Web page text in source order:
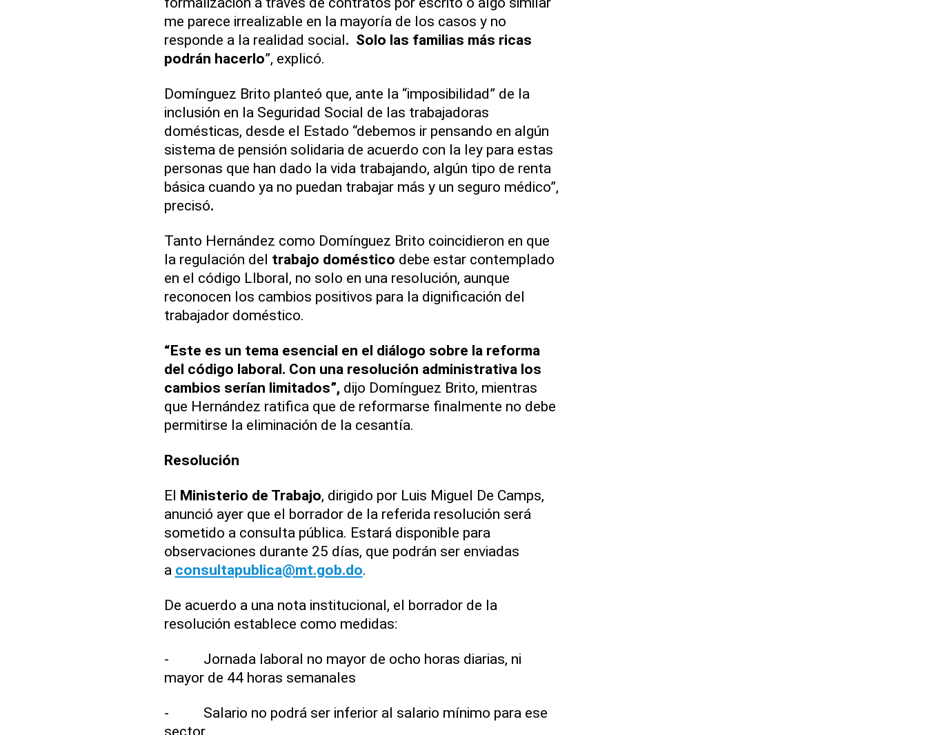
me parece irrealizable en la mayoría de los casos y no
responde a la realidad social. Solo las familias más ricas
podrán hacerlo”, explicó.
Domínguez Brito planteó que, ante la “imposibilidad” de la
inclusión en la Seguridad Social de las trabajadoras
domésticas, desde el Estado “debemos ir pensando en algún
sistema de pensión solidaria de acuerdo con la ley para estas
personas que han dado la vida trabajando, algún tipo de renta
básica cuando ya no puedan trabajar más y un seguro médico”,
precisó.
Tanto Hernández como Domínguez Brito coincidieron en que
la regulación del trabajo doméstico debe estar contemplado
en el código Llboral, no solo en una resolución, aunque
reconocen los cambios positivos para la dignificación del
trabajador doméstico.
“Este es un tema esencial en el diálogo sobre la reforma
del código laboral. Con una resolución administrativa los
cambios serían limitados”, dijo Domínguez Brito, mientras
que Hernández ratifica que de reformarse finalmente no debe
permitirse la eliminación de la cesantía.
Resolución
El Ministerio de Trabajo, dirigido por Luis Miguel De Camps,
anunció ayer que el borrador de la referida resolución será
sometido a consulta pública. Estará disponible para
observaciones durante 25 días, que podrán ser enviadas
a consultapublica@mt.gob.do.
De acuerdo a una nota institucional, el borrador de la
resolución establece como medidas:
- Jornada laboral no mayor de ocho horas diarias, ni
mayor de 44 horas semanales
- Salario no podrá ser inferior al salario mínimo para ese
sector